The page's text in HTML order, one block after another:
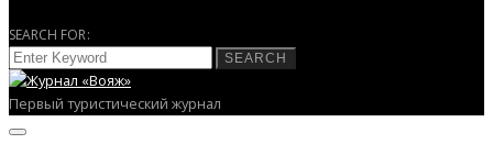
SEARCH FOR:
SEARCH
Первый туристический журнал